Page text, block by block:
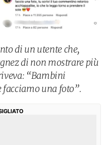
di un utente che,
di non mostrare più
“Bambini
facciamo una foto”.